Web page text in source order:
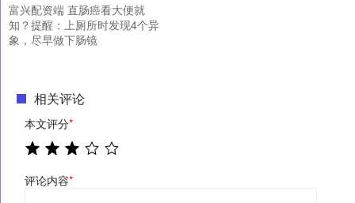
富兴配资端 直肠癌看大便就
知？提醒：上厕所时发现4个异
象，尽早做下肠镜
相关评论
本文评分*
评论内容*